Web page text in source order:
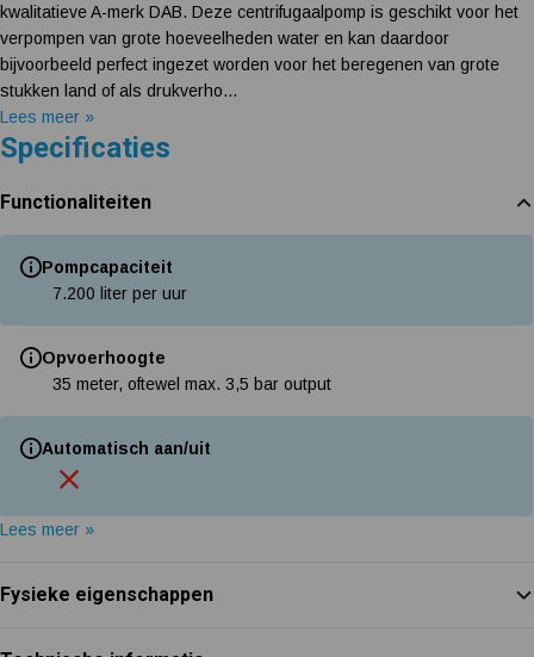
kwalitatieve A-merk DAB. Deze centrifugaalpomp is geschikt voor het
verpompen van grote hoeveelheden water en kan daardoor
bijvoorbeeld perfect ingezet worden voor het beregenen van grote
stukken land of als drukverho...
Lees meer »
Specificaties
Functionaliteiten
Pompcapaciteit
7.200 liter per uur
Opvoerhoogte
35 meter, oftewel max. 3,5 bar output
Automatisch aan/uit
Lees meer »
Fysieke eigenschappen